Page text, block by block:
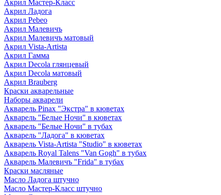
Акрил Мастер-Класс
Акрил Ладога
Акрил Pebeo
Акрил Малевичъ
Акрил Малевичъ матовый
Акрил Vista-Artista
Акрил Гамма
Акрил Decola глянцевый
Акрил Decola матовый
Акрил Brauberg
Краски акварельные
Наборы акварели
Акварель Pinax "Экстра" в кюветах
Акварель "Белые Ночи" в кюветах
Акварель "Белые Ночи" в тубах
Акварель "Ладога" в кюветах
Акварель Vista-Artista "Studio" в кюветах
Акварель Royal Talens "Van Gogh" в тубах
Акварель Малевичъ "Frida" в тубах
Краски масляные
Масло Ладога штучно
Масло Мастер-Класс штучно